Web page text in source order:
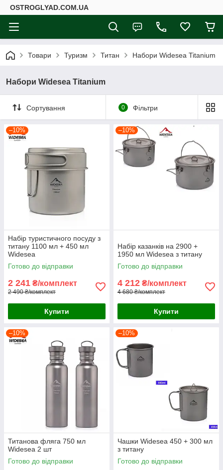
ОSTROGLYAD.СOM.UA
Товари Туризм Титан Набори Widesea Titanium
Набори Widesea Titanium
Сортування 0 Фільтри
–10%
Набір туристичного посуду з
титану 1100 мл + 450 мл
Widesea
Готово до відправки
2 241 ₴/комплект
2 490 ₴/комплект
Купити
–10%
Набір казанків на 2900 +
1950 мл Widesea з титану
Готово до відправки
4 212 ₴/комплект
4 680 ₴/комплект
Купити
–10%
Титанова фляга 750 мл
Widesea 2 шт
Готово до відправки
–10%
Чашки Widesea 450 + 300 мл
з титану
Готово до відправки